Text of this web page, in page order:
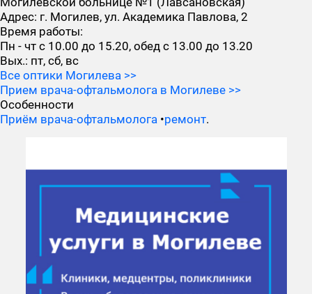
Адрес: г. Могилев, ул. Академика Павлова, 2
Время работы:
Пн - чт с 10.00 до 15.20, обед с 13.00 до 13.20
Вых.: пт, сб, вс
Все оптики Могилева >>
Прием врача-офтальмолога в Могилеве >>
Особенности
Приём врача-офтальмолога •ремонт.